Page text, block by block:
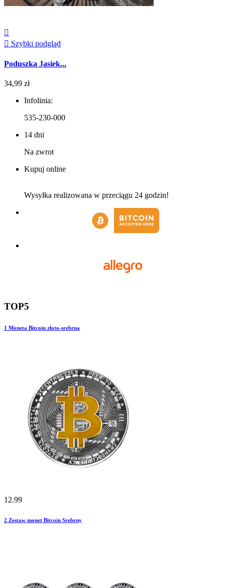

 Szybki podgląd
Poduszka Jasiek...
34,99 zł
Infolinia:
535-230-000
14 dni
Na zwrot
Kupuj online
Wysyłka realizowana w przeciągu 24 godzin!
TOP5
1 Moneta Bitcoin złoto-srebrna
12.99
2 Zestaw monet Bitcoin Srebrny